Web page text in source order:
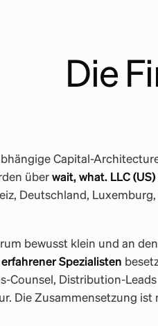
Die
Capital-
über wait, what. LLC (US)
Deutschland,
bewusst klein und an
Spezialisten
Counsel, Distribution-
Die Zusammensetzung